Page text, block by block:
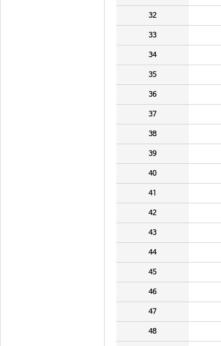
32
33
34
35
36
37
38
39
40
41
42
43
44
45
46
47
48